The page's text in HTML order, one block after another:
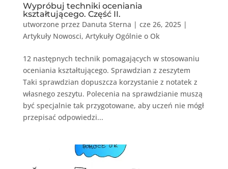
Wypróbuj techniki oceniania
kształtującego. Część II.
utworzone przez Danuta Sterna | cze 26, 2025|
Artykuły Nowosci, Artykuły Ogólnie o Ok
12 następnych technik pomagających w stosowaniu
oceniania kształtującego. Sprawdzian z zeszytem
Taki sprawdzian dopuszcza korzystanie z notatek z
własnego zeszytu. Polecenia na sprawdzianie muszą
być specjalnie tak przygotowane, aby uczeń nie mógł
przepisać odpowiedzi...